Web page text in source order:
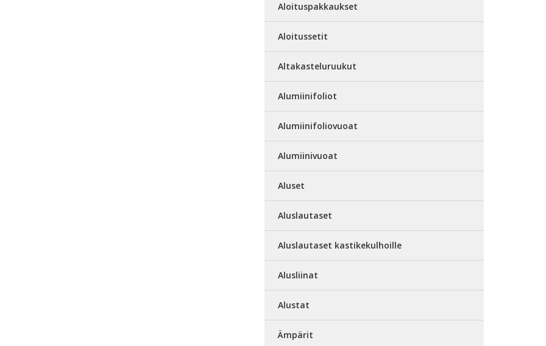
Aloituspakkaukset
Aloitussetit
Altakasteluruukut
Alumiinifoliot
Alumiinifoliovuoat
Alumiinivuoat
Aluset
Aluslautaset
Aluslautaset kastikekulhoille
Alusliinat
Alustat
Ämpärit